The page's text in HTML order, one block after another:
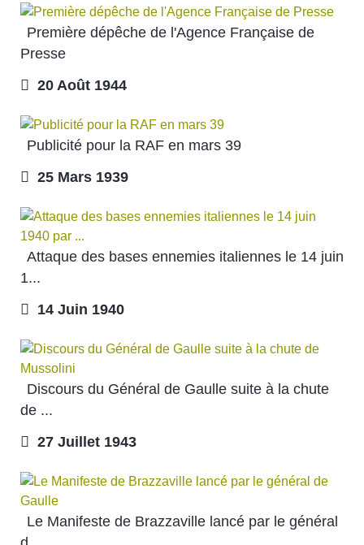
Première dépêche de l'Agence Française de
Presse
20 Août 1944
Publicité pour la RAF en mars 39
25 Mars 1939
Attaque des bases ennemies italiennes le 14 juin
1...
14 Juin 1940
Discours du Général de Gaulle suite à la chute
de ...
27 Juillet 1943
Le Manifeste de Brazzaville lancé par le général